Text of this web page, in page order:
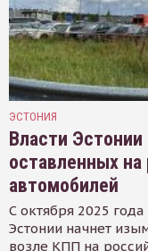
ЭСТОНИЯ
Власти
оставленных на
автомобилей
С октября 2025
Эстонии начнет
возле КПП на